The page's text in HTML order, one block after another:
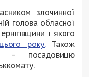
злочинної
голова обласної
і якого
року.Також
– посадовицю